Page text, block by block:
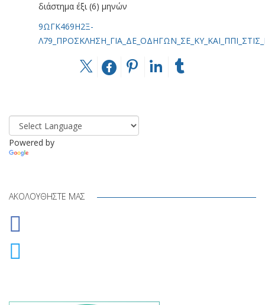
διάστημα έξι (6) μηνών
9ΩΓΚ469Η2Ξ-
Powered by
ΑΚΟΛΟΥΘΉΣΤΕ ΜΑΣ